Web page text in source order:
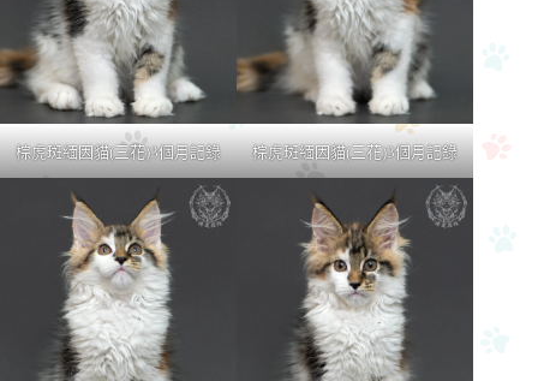
棕虎斑緬因貓(三花)3個月記錄 棕虎斑緬因貓(三花)3個月記錄